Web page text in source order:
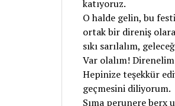
katıyoruz.
O halde gelin, bu
ortak bir direniş
sıkı sarılalım,
Var olalım!
Hepinize teşekkür
geçmesini diliyorum.
Sıma perunere berx